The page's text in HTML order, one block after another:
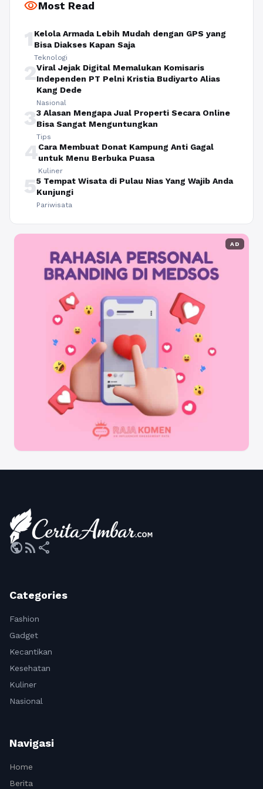
visibilityMost Read
1 Kelola Armada Lebih Mudah dengan GPS yang
Bisa Diakses Kapan Saja
Teknologi
2Viral Jejak Digital Memalukan Komisaris
Independen PT Pelni Kristia Budiyarto Alias
Kang Dede
Nasional
33 Alasan Mengapa Jual Properti Secara Online
Bisa Sangat Menguntungkan
Tips
4Cara Membuat Donat Kampung Anti Gagal
untuk Menu Berbuka Puasa
Kuliner
55 Tempat Wisata di Pulau Nias Yang Wajib Anda
Kunjungi
Pariwisata
AD
publicrss_feed share
Categories
Fashion
Gadget
Kecantikan
Kesehatan
Kuliner
Nasional
Navigasi
Home
Berita